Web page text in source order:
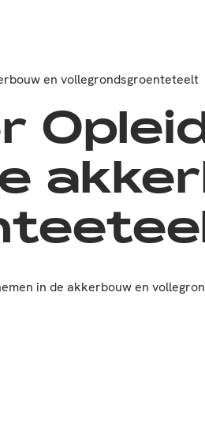
en vollegrondsgroenteteelt
in de akkerbouw en